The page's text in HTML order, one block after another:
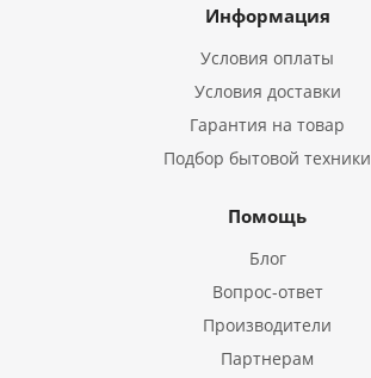
Информация
Условия оплаты
Условия доставки
Гарантия на товар
Подбор бытовой техники
Помощь
Блог
Вопрос-ответ
Производители
Партнерам